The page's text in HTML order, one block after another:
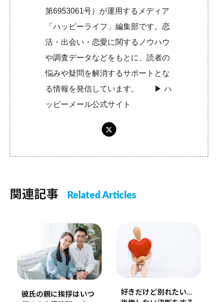
第6953061号）が運用するメディア
「ハッピーライフ」編集部です。恋
活・出会い・恋愛に関するノウハウ
や調査データなどをもとに、読者の
悩みや疑問を解消するサポートとな
る情報を発信しています。 ▶︎ハ
ッピーメール公式サイト
関連記事 Related Articles
彼氏の親に挨拶はいつ
好きだけど別れたい…